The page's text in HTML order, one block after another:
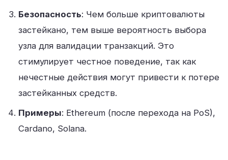
Безопасность: Чем больше криптовалюты
застейкано, тем выше вероятность выбора
узла для валидации транзакций. Это
стимулирует честное поведение, так как
нечестные действия могут привести к потере
застейканных средств.
Примеры: Ethereum (после перехода на PoS),
Cardano, Solana.